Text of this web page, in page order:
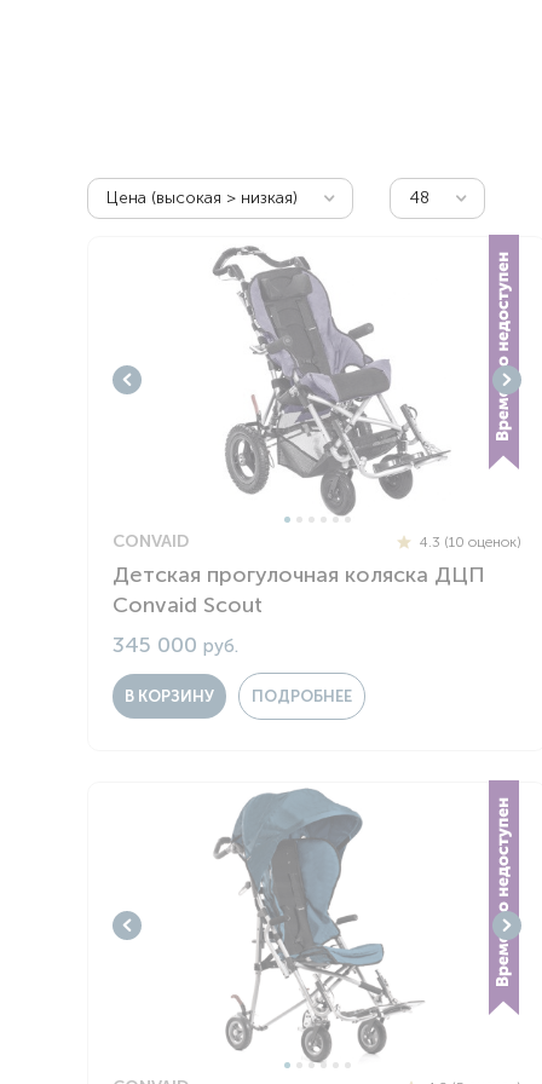
Цена (высокая > низкая) 48
CONVAID 4.3 (10 оценок)
Детская прогулочная коляска ДЦП
Convaid Scout
345 000 руб.
В КОРЗИНУ ПОДРОБНЕЕ